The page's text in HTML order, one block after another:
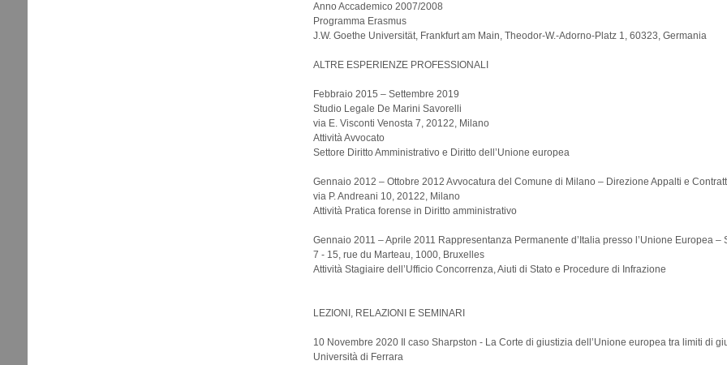
Anno Accademico 2007/2008
Programma Erasmus
J.W. Goethe Universität, Frankfurt am Main, Theodor-W.-Adorno-Platz 1, 60323, Germania
ALTRE ESPERIENZE PROFESSIONALI
Febbraio 2015 – Settembre 2019
Studio Legale De Marini Savorelli
via E. Visconti Venosta 7, 20122, Milano
Attività Avvocato
Settore Diritto Amministrativo e Diritto dell’Unione europea
Gennaio 2012 – Ottobre 2012 Avvocatura del Comune di Milano – Direzione Appalti e
via P. Andreani 10, 20122, Milano
Attività Pratica forense in Diritto amministrativo
Gennaio 2011 – Aprile 2011 Rappresentanza Permanente d’Italia presso l’Unione Europea
7 - 15, rue du Marteau, 1000, Bruxelles
Attività Stagiaire dell’Ufficio Concorrenza, Aiuti di Stato e Procedure di Infrazione
LEZIONI, RELAZIONI E SEMINARI
10 Novembre 2020 Il caso Sharpston - La Corte di giustizia dell’Unione europea tra limiti di
Università di Ferrara